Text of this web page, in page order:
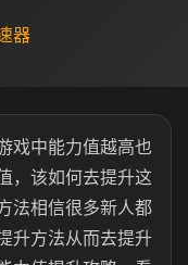
器
戏中能力值越高也
，该如何去提升这
法相信很多新人都
升方法从而去提升